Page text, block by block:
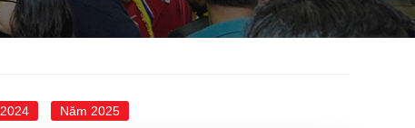
2024 Năm 2025